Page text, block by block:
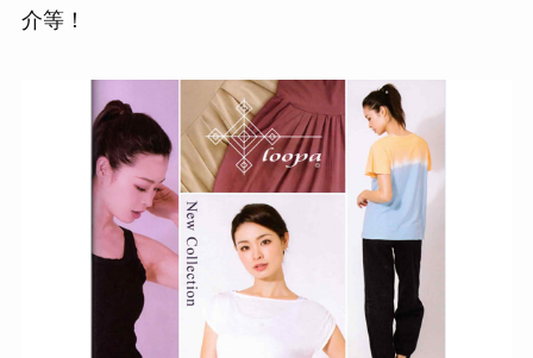
介等！